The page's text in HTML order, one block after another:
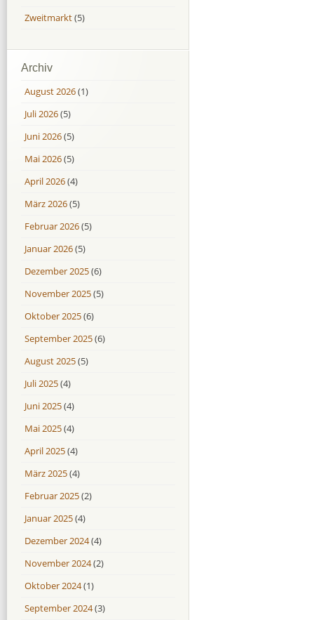
Zweitmarkt(5)
Archiv
August 2026(1)
Juli 2026(5)
Juni 2026(5)
Mai 2026(5)
April 2026(4)
März 2026(5)
Februar 2026(5)
Januar 2026(5)
Dezember 2025(6)
November 2025(5)
Oktober 2025(6)
September 2025(6)
August 2025(5)
Juli 2025(4)
Juni 2025(4)
Mai 2025(4)
April 2025(4)
März 2025(4)
Februar 2025(2)
Januar 2025(4)
Dezember 2024(4)
November 2024(2)
Oktober 2024(1)
September 2024(3)